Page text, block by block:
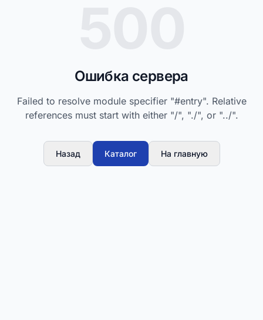
Ошибка сервера
Failed to resolve module specifier "#entry". Relative
references must start with either "/", "./", or "../".
Назад Каталог На главную